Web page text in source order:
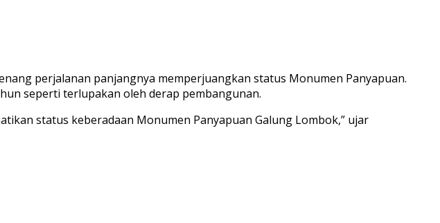
perjalanan panjangnya memperjuangkan status Monumen Panyapuan.
seperti terlupakan oleh derap pembangunan.
status keberadaan Monumen Panyapuan Galung Lombok,” ujar